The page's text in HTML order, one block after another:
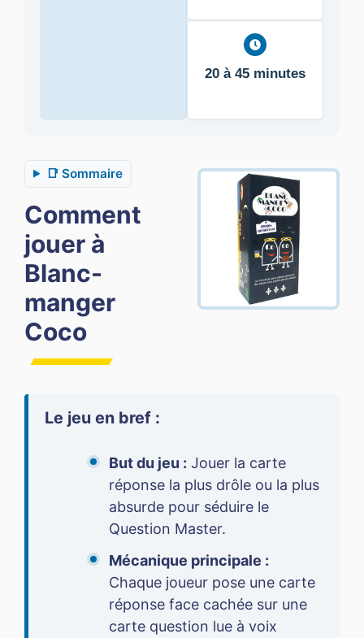
20 à 45 minutes
📑 Sommaire
Comment
jouer à
Blanc-
manger
Coco
Le jeu en bref :
But du jeu : Jouer la carte
réponse la plus drôle ou la plus
absurde pour séduire le
Question Master.
Mécanique principale :
Chaque joueur pose une carte
réponse face cachée sur une
carte question lue à voix